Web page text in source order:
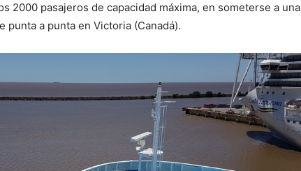
2000 pasajeros de capacidad máxima, en someterse a una
punta a punta en Victoria (Canadá).